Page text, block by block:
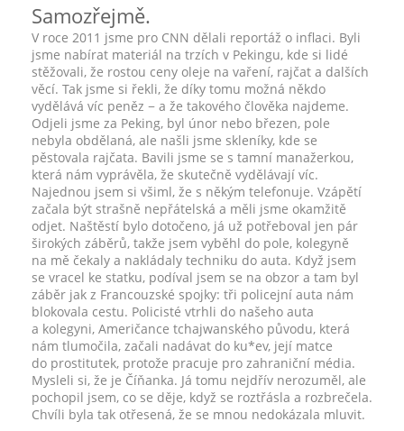
Samozřejmě.
V roce 2011 jsme pro CNN dělali reportáž o inflaci. Byli
jsme nabírat materiál na trzích v Pekingu, kde si lidé
stěžovali, že rostou ceny oleje na vaření, rajčat a dalších
věcí. Tak jsme si řekli, že díky tomu možná někdo
vydělává víc peněz − a že takového člověka najdeme.
Odjeli jsme za Peking, byl únor nebo březen, pole
nebyla obdělaná, ale našli jsme skleníky, kde se
pěstovala rajčata. Bavili jsme se s tamní manažerkou,
která nám vyprávěla, že skutečně vydělávají víc.
Najednou jsem si všiml, že s někým telefonuje. Vzápětí
začala být strašně nepřátelská a měli jsme okamžitě
odjet. Naštěstí bylo dotočeno, já už potřeboval jen pár
širokých záběrů, takže jsem vyběhl do pole, kolegyně
na mě čekaly a nakládaly techniku do auta. Když jsem
se vracel ke statku, podíval jsem se na obzor a tam byl
záběr jak z Francouzské spojky: tři policejní auta nám
blokovala cestu. Policisté vtrhli do našeho auta
a kolegyni, Američance tchajwanského původu, která
nám tlumočila, začali nadávat do ku*ev, její matce
do prostitutek, protože pracuje pro zahraniční média.
Mysleli si, že je Číňanka. Já tomu nejdřív nerozuměl, ale
pochopil jsem, co se děje, když se roztřásla a rozbrečela.
Chvíli byla tak otřesená, že se mnou nedokázala mluvit.